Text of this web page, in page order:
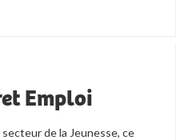
Emploi
de la Jeunesse, ce